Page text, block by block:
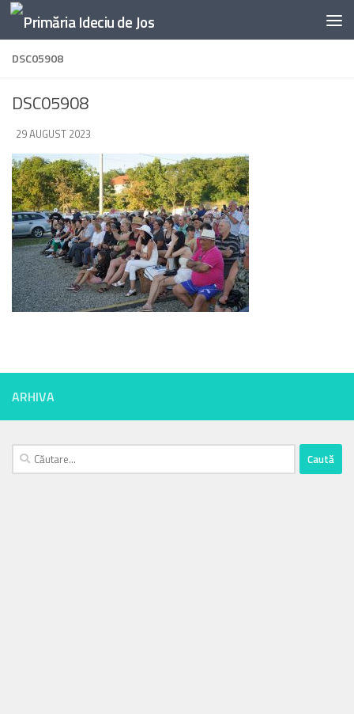
Skip to content
DSC05908
DSC05908
DE·
29 AUGUST 2023
ARHIVA
Caută
după: